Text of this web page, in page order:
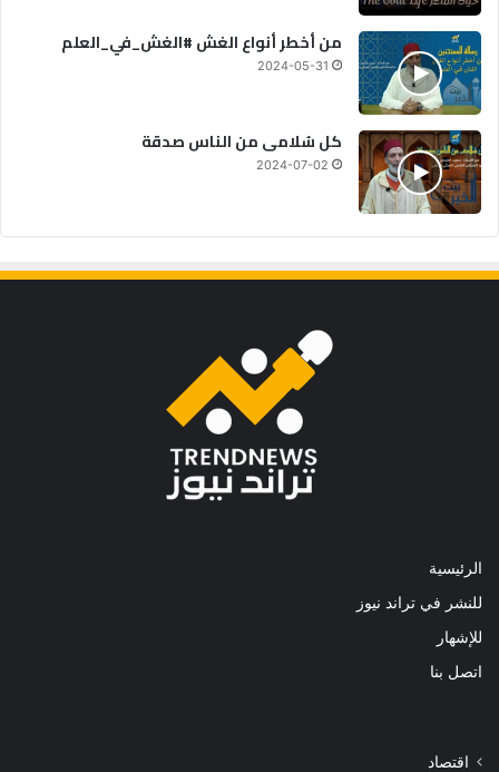
من أخطر أنواع الغش #الغش_في_العلم
2024-05-31
كل سُلامى من الناس صدقة
2024-07-02
الرئيسية
للنشر في تراند نيوز
للإشهار
اتصل بنا
اقتصاد